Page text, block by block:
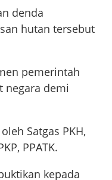
denda
hutan tersebut
pemerintah
negara demi
Satgas PKH,
PPATK.
kepada